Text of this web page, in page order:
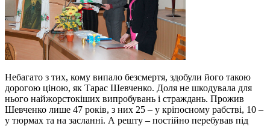
Небагато з тих, кому випало безсмертя, здобули його такою
дорогою ціною, як Тарас Шевченко. Доля не шкодувала для
нього найжорстокіших випробувань і страждань. Прожив
Шевченко лише 47 років, з них 25 – у кріпосному рабстві, 10 –
у тюрмах та на засланні. А решту – постійно перебував під